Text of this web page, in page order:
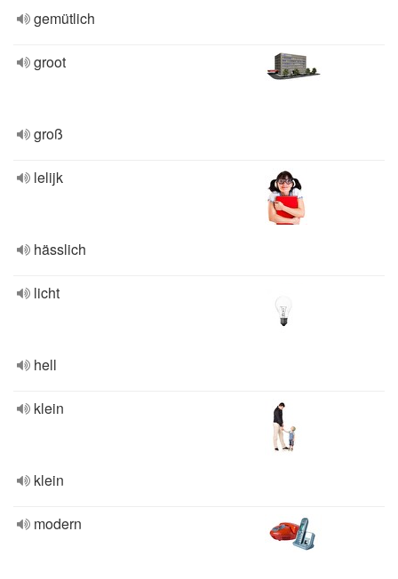
gemütlich
groot
groß
lelijk
hässlich
licht
hell
klein
klein
modern